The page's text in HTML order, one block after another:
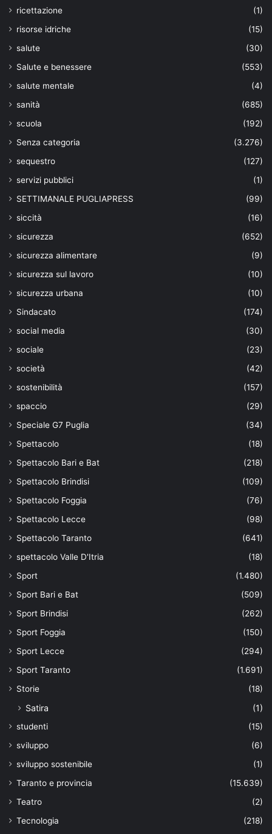
ricettazione
(1)
risorse idriche
(15)
salute
(30)
Salute e benessere
(553)
salute mentale
(4)
sanità
(685)
scuola
(192)
Senza categoria
(3.276)
sequestro
(127)
servizi pubblici
(1)
SETTIMANALE PUGLIAPRESS
(99)
siccità
(16)
sicurezza
(652)
sicurezza alimentare
(9)
sicurezza sul lavoro
(10)
sicurezza urbana
(10)
Sindacato
(174)
social media
(30)
sociale
(23)
società
(42)
sostenibilità
(157)
spaccio
(29)
Speciale G7 Puglia
(34)
Spettacolo
(18)
Spettacolo Bari e Bat
(218)
Spettacolo Brindisi
(109)
Spettacolo Foggia
(76)
Spettacolo Lecce
(98)
Spettacolo Taranto
(641)
spettacolo Valle D'Itria
(18)
Sport
(1.480)
Sport Bari e Bat
(509)
Sport Brindisi
(262)
Sport Foggia
(150)
Sport Lecce
(294)
Sport Taranto
(1.691)
Storie
(18)
Satira (1)
studenti
(15)
sviluppo
(6)
sviluppo sostenibile
(1)
Taranto e provincia
(15.639)
Teatro
(2)
Tecnologia
(218)